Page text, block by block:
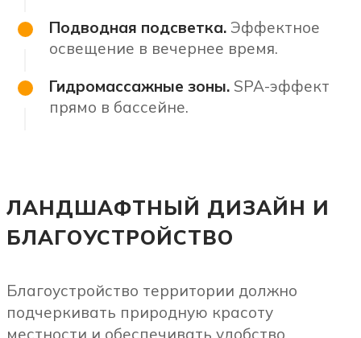
Подводная подсветка.Эффектное
освещение в вечернее время.
Гидромассажные зоны.SPA-эффект
прямо в бассейне.
ЛАНДШАФТНЫЙ ДИЗАЙН И
БЛАГОУСТРОЙСТВО
Благоустройство территории должно
подчеркивать природную красоту